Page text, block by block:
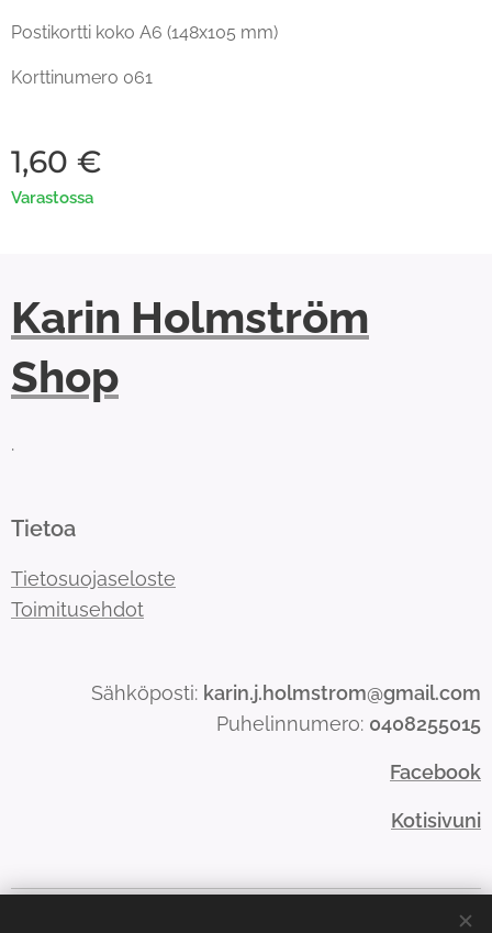
Postikortti koko A6 (148x105 mm)
Korttinumero 061
1,60 €
Varastossa
Karin Holmström
Shop
.
Tietoa
Tietosuojaseloste
Toimitusehdot
Sähköposti: karin.j.holmstrom@gmail.com
Puhelinnumero: 0408255015
Facebook
Kotisivuni